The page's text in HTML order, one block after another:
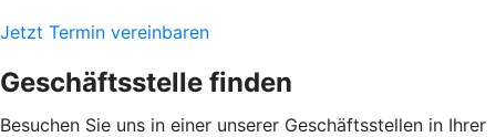
Jetzt Termin vereinbaren
Geschäftsstelle finden
Besuchen Sie uns in einer unserer Geschäftsstellen in Ihrer